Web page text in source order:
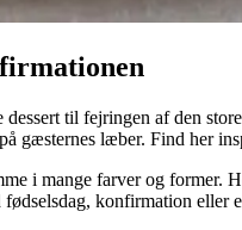
dessert til fejringen af den
gæsternes læber. Find her
i mange farver og former.
konfirmation eller